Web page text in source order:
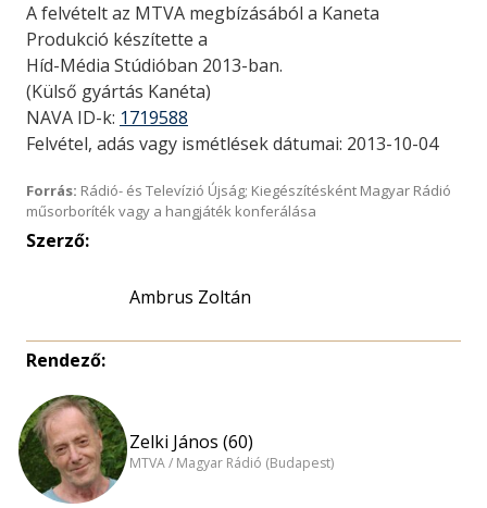
A felvételt az MTVA megbízásából a Kaneta
Produkció készítette a
Híd-Média Stúdióban 2013-ban.
(Külső gyártás Kanéta)
NAVA ID-k: 1719588
Felvétel, adás vagy ismétlések dátumai: 2013-10-04
Forrás: Rádió- és Televízió Újság; Kiegészítésként Magyar Rádió
műsorboríték vagy a hangjáték konferálása
Szerző:
Ambrus Zoltán
Rendező:
Zelki János (60)
MTVA / Magyar Rádió (Budapest)